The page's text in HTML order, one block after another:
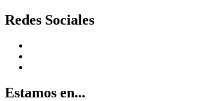
Redes Sociales
Estamos en...